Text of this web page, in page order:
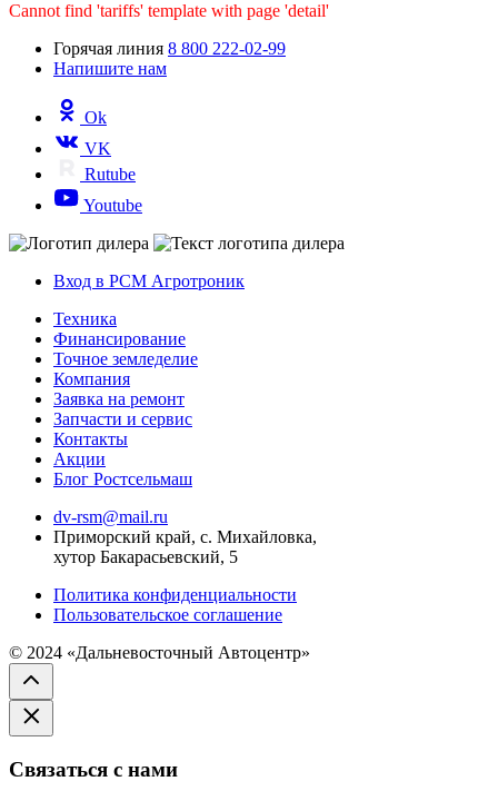
Cannot find 'tariffs' template with page 'detail'
Горячая линия 8 800 222-02-99
Напишите нам
Ok
VK
Rutube
Youtube
Вход в РСМ Агротроник
Техника
Финансирование
Точное земледелие
Компания
Заявка на ремонт
Запчасти и сервис
Контакты
Акции
Блог Ростсельмаш
dv-rsm@mail.ru
Приморский край, с. Михайловка,
хутор Бакарасьевский, 5
Политика конфиденциальности
Пользовательское соглашение
© 2024 «Дальневосточный Автоцентр»
Связаться с нами